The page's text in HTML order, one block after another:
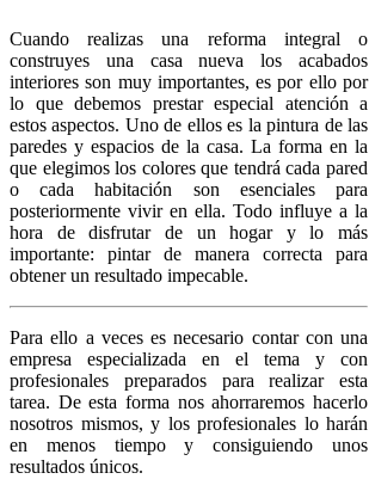
Cuando realizas una reforma integral o
construyes una casa nueva los acabados
interiores son muy importantes, es por ello por
lo que debemos prestar especial atención a
estos aspectos. Uno de ellos es la pintura de las
paredes y espacios de la casa. La forma en la
que elegimos los colores que tendrá cada pared
o cada habitación son esenciales para
posteriormente vivir en ella. Todo influye a la
hora de disfrutar de un hogar y lo más
importante: pintar de manera correcta para
obtener un resultado impecable.
Para ello a veces es necesario contar con una
empresa especializada en el tema y con
profesionales preparados para realizar esta
tarea. De esta forma nos ahorraremos hacerlo
nosotros mismos, y los profesionales lo harán
en menos tiempo y consiguiendo unos
resultados únicos.